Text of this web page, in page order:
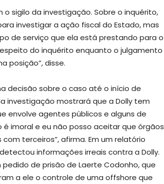
sigilo da investigação. Sobre o inquérito,
investigar a ação fiscal do Estado, mas
de serviço que ela está prestando para o
do inquérito enquanto o julgamento
posição”, disse.
decisão sobre o caso até o início de
investigação mostrará que a Dolly tem
envolve agentes públicos e alguns de
imoral e eu não posso aceitar que órgãos
terceiros”, afirma. Em um relatório
informações irreais contra a Dolly.
de prisão de Laerte Codonho, que
a ele o controle de uma offshore que